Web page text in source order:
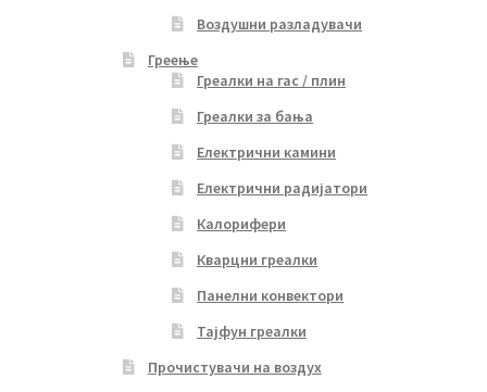
Воздушни разладувачи
Греење
Греалки на гас / плин
Греалки за бања
Електрични камини
Електрични радијатори
Калорифери
Кварцни греалки
Панелни конвектори
Тајфун греалки
Прочистувачи на воздух